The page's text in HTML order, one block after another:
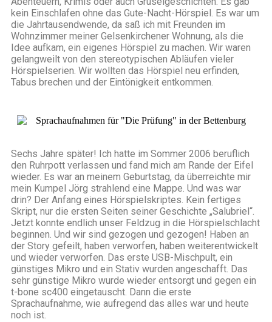
kein Einschlafen ohne das Gute-Nacht-Hörspiel. Es war um
die Jahrtausendwende, da saß ich mit Freunden im
Wohnzimmer meiner Gelsenkirchener Wohnung, als die
Idee aufkam, ein eigenes Hörspiel zu machen. Wir waren
gelangweilt von den stereotypischen Abläufen vieler
Hörspielserien. Wir wollten das Hörspiel neu erfinden,
Tabus brechen und der Eintönigkeit entkommen.
Sechs Jahre später! Ich hatte im Sommer 2006 beruflich
den Ruhrpott verlassen und fand mich am Rande der Eifel
wieder. Es war an meinem Geburtstag, da überreichte mir
mein Kumpel Jörg strahlend eine Mappe. Und was war
drin? Der Anfang eines Hörspielskriptes. Kein fertiges
Skript, nur die ersten Seiten seiner Geschichte „Salubriel“.
Jetzt konnte endlich unser Feldzug in die Hörspielschlacht
beginnen. Und wir sind gezogen und gezogen! Haben an
der Story gefeilt, haben verworfen, haben weiterentwickelt
und wieder verworfen. Das erste USB-Mischpult, ein
günstiges Mikro und ein Stativ wurden angeschafft. Das
sehr günstige Mikro wurde wieder entsorgt und gegen ein
t-bone sc400 eingetauscht. Dann die erste
Sprachaufnahme, wie aufregend das alles war und heute
noch ist.